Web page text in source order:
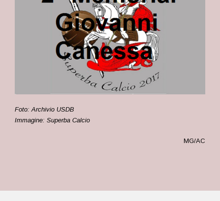
Foto: Archivio USDB
Immagine: Superba Calcio
MG/AC